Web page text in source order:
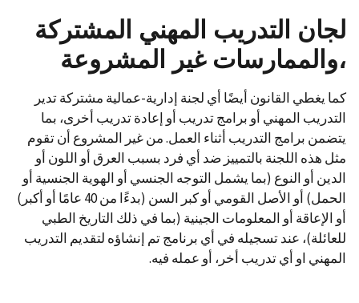
لجان التدريب المهني المشتركة
،والممارسات غير المشروعة
كما يغطي القانون أيضًا أي لجنة إدارية-عمالية مشتركة تدير
التدريب المهني أو برامج تدريب أو إعادة تدريب أخرى، بما
يتضمن برامج التدريب أثناء العمل. من غير المشروع أن تقوم
مثل هذه اللجنة بالتمييز ضد أي فرد بسبب العرق أو اللون أو
الدين أو النوع (بما يشمل التوجه الجنسي أو الهوية الجنسية أو
الحمل) أو الأصل القومي أو كبر السن (بدءًا من 40 عامًا أو أكبر)
أو الإعاقة أو المعلومات الجينية (بما في ذلك التاريخ الطبي
للعائلة)، عند تسجيله في أي برنامج تم إنشاؤه لتقديم التدريب
المهني او أي تدريب أخر، أو عمله فيه.